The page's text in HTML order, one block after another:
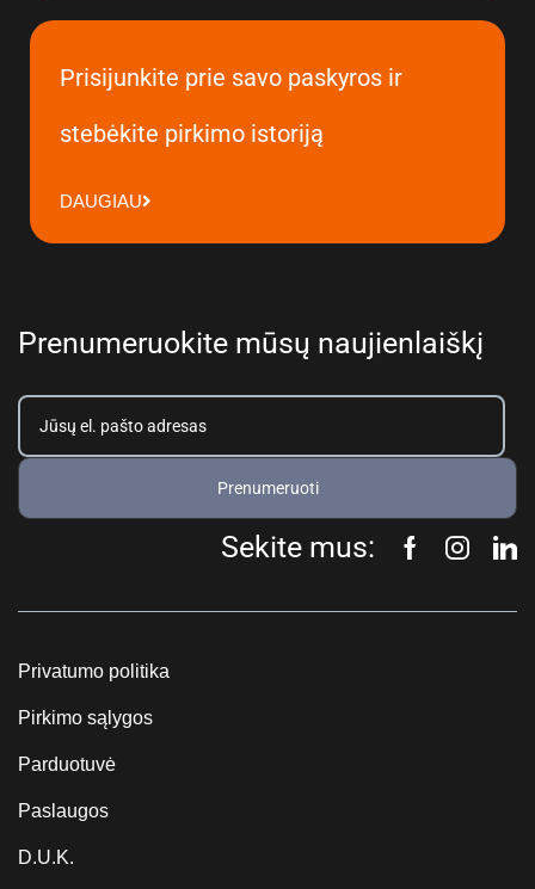
Prisijunkite prie savo paskyros ir
stebėkite pirkimo istoriją
DAUGIAU
Prenumeruokite mūsų naujienlaiškį
Prenumeruoti
Sekite mus:
Privatumo politika
Pirkimo sąlygos
Parduotuvė
Paslaugos
D.U.K.